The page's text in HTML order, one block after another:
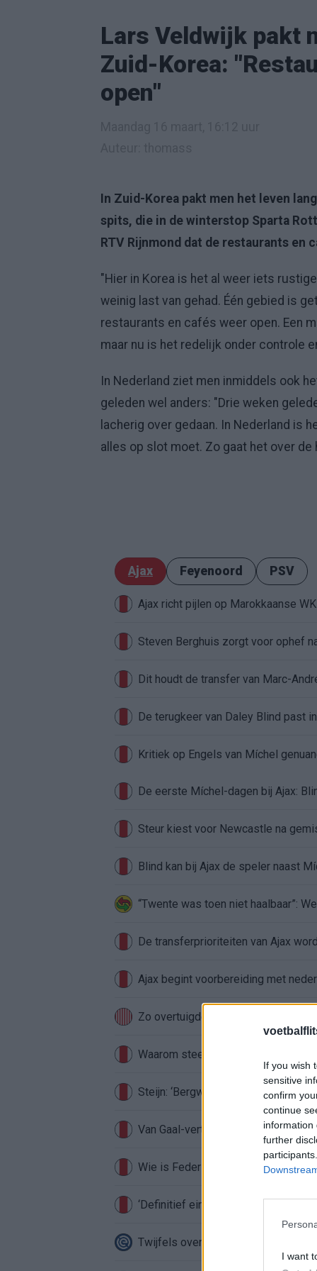
If you wish
sensitive
confirm
continue
information
further
I want
Lars Veldwijk pakt
Zuid-Korea:
open"
In Zuid-Korea pakt men het leven
spits, die in de winterstop Sparta
RTV Rijnmond dat de restaurants en
"Hier in Korea is het al weer iets
weinig last van gehad. Één gebied is
restaurants en cafés weer open. Een
maar nu is het redelijk onder controle
In Nederland ziet men inmiddels ook
geleden wel anders: "Drie weken
lacherig over gedaan. In Nederland is
alles op slot moet. Zo gaat het over de
Ajax Feyenoord PSV
Ajax richt pijlen op Marokkaanse
Steven Berghuis zorgt voor ophef
Dit houdt de transfer van Marc-
De terugkeer van Daley Blind past
Kritiek op Engels van Míchel
Steur kiest voor Newcastle na
Blind kan bij Ajax de speler naast
“Twente was toen niet haalbaar”:
De transferprioriteiten van Ajax
Ajax begint voorbereiding met
Zo overtuigde PSV Sven Mijnans
Waarom steeds meer sleutelfiguren
Steijn: ‘Bergwijn was niet mijn
Van Gaal-vertrek markeert einde
Wie is Federico Viñas, de
‘Definitief einde verhaal voor Beuker
Twijfels over Weghorst? Ten Hag